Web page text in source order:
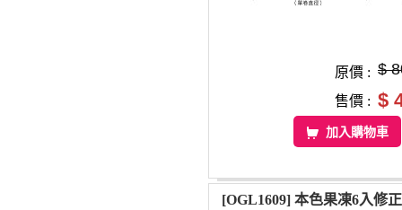
原價 : $
售價 : $
加入購物車
[OGL1609] 本色果凍6入修